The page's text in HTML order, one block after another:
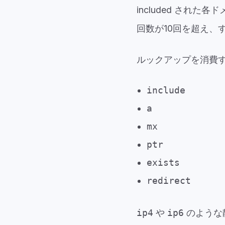
included された各ド
回数が10回を超え、
ルックアップを消費
include
a
mx
ptr
exists
redirect
ip4 や ip6 のような